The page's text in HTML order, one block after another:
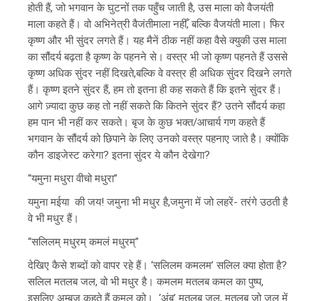
होती हैं, जो भगवान के घुटनों तक पहुँच जाती है, उस माला को वैजयंती
माला कहते हैं। वो अभिनेत्री वैजंतीमाला नहीँ, बल्कि वैजयंती माला। फिर
कृष्ण और भी सुंदर लगते हैं। यह मैनें ठीक नहीं कहा वैसे क्युकी उस माला
का सौंदर्य बढ़ता है कृष्ण के पहनने से। वस्त्र भी जो कृष्ण पहनते हैं उससे
कृष्ण अधिक सुंदर नहीं दिखते,बल्कि वे वस्त्र ही अधिक सुंदर दिखने लगते
हैं। कृष्ण इतने सुंदर हैं, हम तो इतना ही कह सकते हैं कि इतने सुंदर हैं।
आगे ज़्यादा कुछ कह तो नहीं सकते कि कितने सुंदर हैं? उतने सौंदर्य कहा
हम पान भी नहीं कर सकते। बृज के कुछ भक्त/आचार्य गण कहते हैं
भगवान के सौंदर्य को छिपाने के लिए उनको वस्त्र पहनाए जाते है। क्योंकि
कौन डाइजेस्ट करेगा? इतना सुंदर ये कौन देखेगा?
“यमुना मधुरा वीचो मधुरा”
यमुना मईया की जय! जमुना भी मधुर है,जमुना में जो लहरें- तरंगे उठती है
वे भी मधुर हैं।
“सलिलम् मधुरम् कमलं मधुरम्”
देखिए कैसे शब्दों को वापर रहे हैं। ‘सलिलम कमलम’ सलिल क्या होता है?
सलिल मतलब जल, वो भी मधुर है। कमलम मतलब कमल का पुष्प,
इसलिए अम्बुज कहते हैं कमल को। ‘अंबू’ मतलब जल, मतलब जो जल में